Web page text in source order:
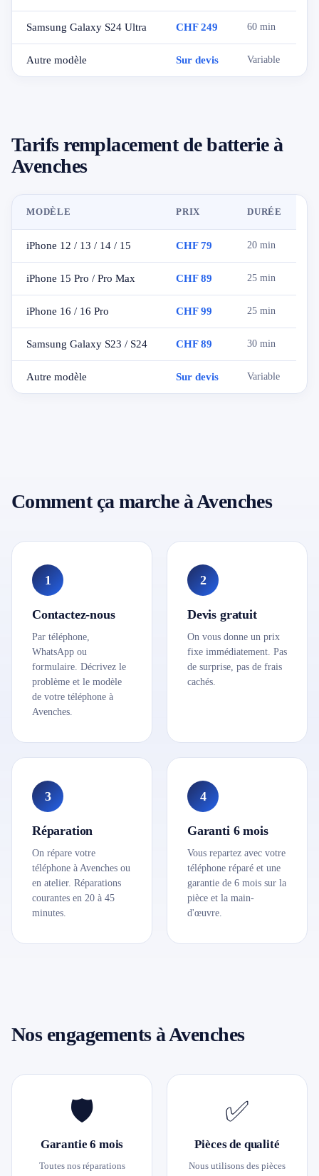
Samsung Galaxy S24 Ultra CHF 249 60 min
Autre modèle Sur devis Variable
Tarifs remplacement de batterie à
Avenches
MODÈLE PRIX DURÉE
iPhone 12 / 13 / 14 / 15 CHF 79 20 min
iPhone 15 Pro / Pro Max CHF 89 25 min
iPhone 16 / 16 Pro CHF 99 25 min
Samsung Galaxy S23 / S24 CHF 89 30 min
Autre modèle Sur devis Variable
Comment ça marche à Avenches
1
Contactez-nous
Par téléphone,
WhatsApp ou
formulaire. Décrivez le
problème et le modèle
de votre téléphone à
Avenches.
2
Devis gratuit
On vous donne un prix
fixe immédiatement. Pas
de surprise, pas de frais
cachés.
3
Réparation
On répare votre
téléphone à Avenches ou
en atelier. Réparations
courantes en 20 à 45
minutes.
4
Garanti 6 mois
Vous repartez avec votre
téléphone réparé et une
garantie de 6 mois sur la
pièce et la main-
d'œuvre.
Nos engagements à Avenches
🛡️
Garantie 6 mois
Toutes nos réparations
✅
Pièces de qualité
Nous utilisons des pièces